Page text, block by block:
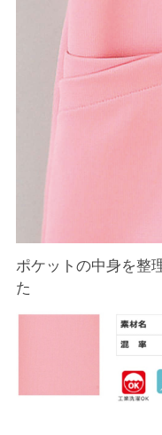
ポケットの中身を整
た